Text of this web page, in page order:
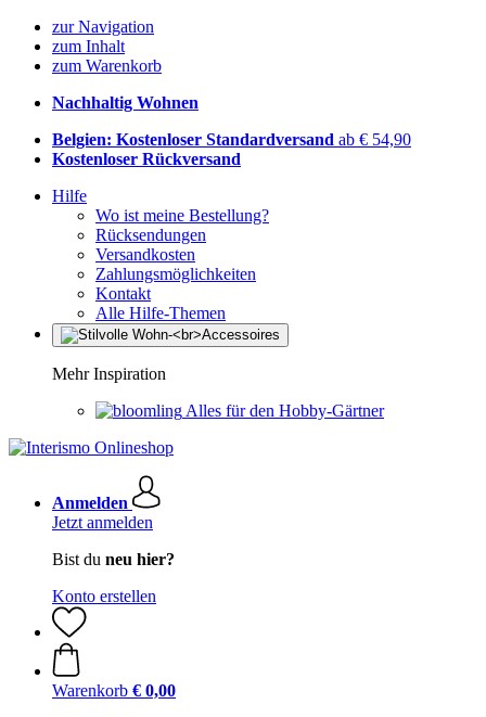
zur Navigation
zum Inhalt
zum Warenkorb
Nachhaltig Wohnen
Belgien: Kostenloser Standardversand ab € 54,90
Kostenloser Rückversand
Hilfe
Wo ist meine Bestellung?
Rücksendungen
Versandkosten
Zahlungsmöglichkeiten
Kontakt
Alle Hilfe-Themen
Mehr Inspiration
Alles für den Hobby-Gärtner
Anmelden
Jetzt anmelden
Bist du neu hier?
Konto erstellen
Warenkorb € 0,00